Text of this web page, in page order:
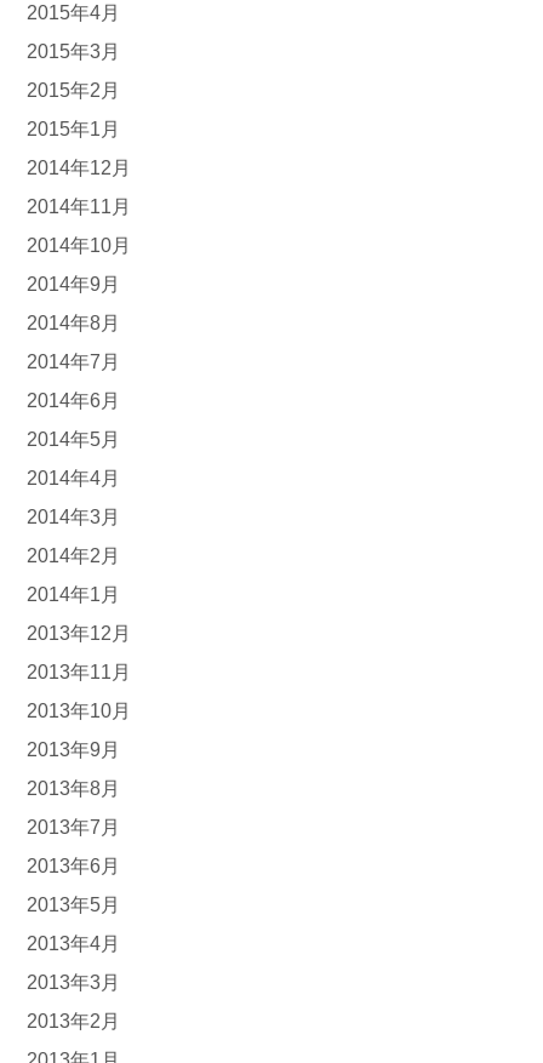
2015年4月
2015年3月
2015年2月
2015年1月
2014年12月
2014年11月
2014年10月
2014年9月
2014年8月
2014年7月
2014年6月
2014年5月
2014年4月
2014年3月
2014年2月
2014年1月
2013年12月
2013年11月
2013年10月
2013年9月
2013年8月
2013年7月
2013年6月
2013年5月
2013年4月
2013年3月
2013年2月